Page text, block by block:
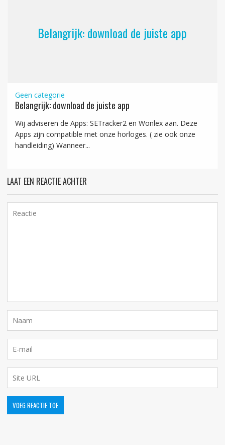
Belangrijk: download de juiste app
Geen categorie
Belangrijk: download de juiste app
Wij adviseren de Apps: SETracker2 en Wonlex aan. Deze
Apps zijn compatible met onze horloges. ( zie ook onze
handleiding) Wanneer...
LAAT EEN REACTIE ACHTER